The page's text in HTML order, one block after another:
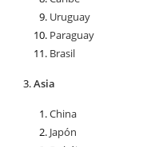
Uruguay
Paraguay
Brasil
Asia
China
Japón